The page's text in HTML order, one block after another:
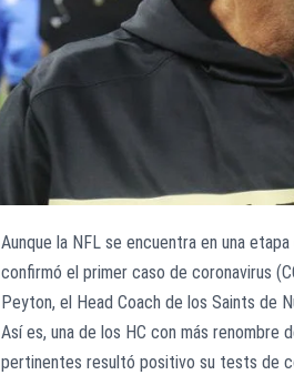
Aunque la NFL se encuentra en una
confirmó el primer caso de coronavirus
Peyton, el Head Coach de los Saints de
Así es, una de los HC con más renombre
pertinentes resultó positivo su tests de